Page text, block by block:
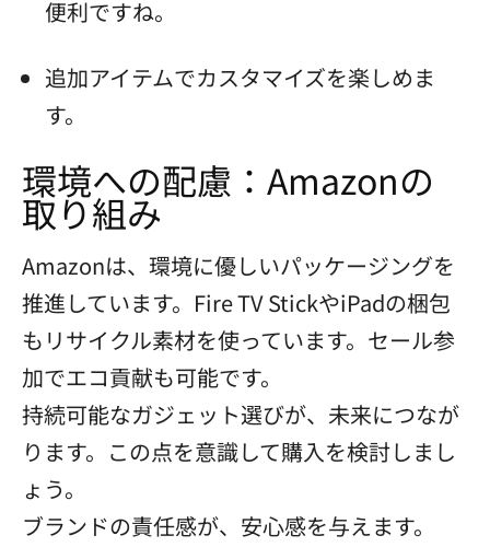
便利ですね。
追加アイテムでカスタマイズを楽しめま
す。
環境への配慮：Amazonの
取り組み
Amazonは、環境に優しいパッケージングを
推進しています。Fire TV StickやiPadの梱包
もリサイクル素材を使っています。セール参
加でエコ貢献も可能です。
持続可能なガジェット選びが、未来につなが
ります。この点を意識して購入を検討しまし
ょう。
ブランドの責任感が、安心感を与えます。